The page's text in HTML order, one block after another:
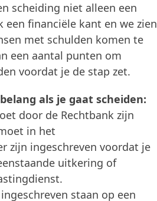
scheiding niet alleen een
financiële kant en we zien
met schulden komen te
een aantal punten om
voordat je de stap zet.
als je gaat scheiden:
door de Rechtbank zijn
in het
zijn ingeschreven voordat je
uitkering of
staan op een